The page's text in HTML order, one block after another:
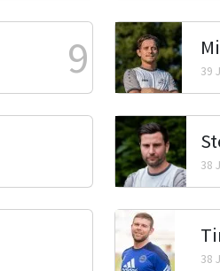
9 39
38
38